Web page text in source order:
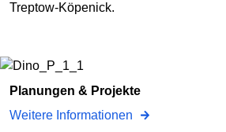
Treptow-Köpenick.
Planungen & Projekte
Weitere Informationen